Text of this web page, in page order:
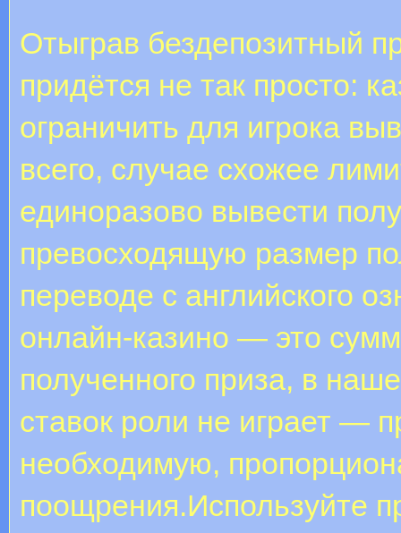
Отыграв бездепозитный
придётся не так просто:
ограничить для игрока
всего, случае схожее
единоразово вывести
превосходящую размер
переводе с английского
онлайн-казино — это
полученного приза, в
ставок роли не играет —
необходимую,
поощрения.Используйте